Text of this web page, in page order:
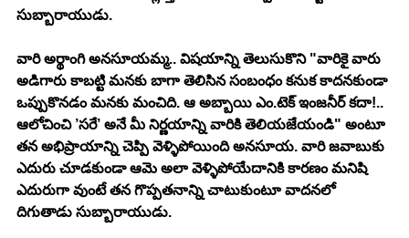
సుబ్బారాయుడు.
వారి అర్థాంగి అనసూయమ్మ.. విషయాన్ని తెలుసుకొని "వారికై వారు
అడిగారు కాబట్టి మనకు బాగా తెలిసిన సంబంధం కనుక కాదనకుండా
ఒప్పుకొనడం మనకు మంచిది. ఆ అబ్బాయి ఎం.టెక్ ఇంజనీర్ కదా!..
ఆలోచించి ’సరే’ అనే మీ నిర్ణయాన్ని వారికి తెలియజేయండి" అంటూ
తన అభిప్రాయాన్ని చెప్పి వెళ్ళిపోయింది అనసూయ. వారి జవాబుకు
ఎదురు చూడకుండా ఆమె అలా వెళ్ళిపోయేదానికి కారణం మనిషి
ఎదురుగా వుంటే తన గొప్పతనాన్ని చాటుకుంటూ వాదనలో
దిగుతాడు సుబ్బారాయుడు.